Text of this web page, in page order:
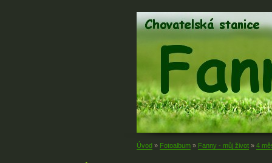
Úvod » Fotoalbum » Fanny - můj život » 4